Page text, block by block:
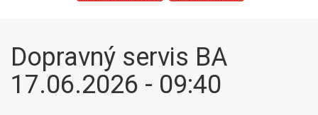
Dopravný servis BA
17.06.2026 - 09:40